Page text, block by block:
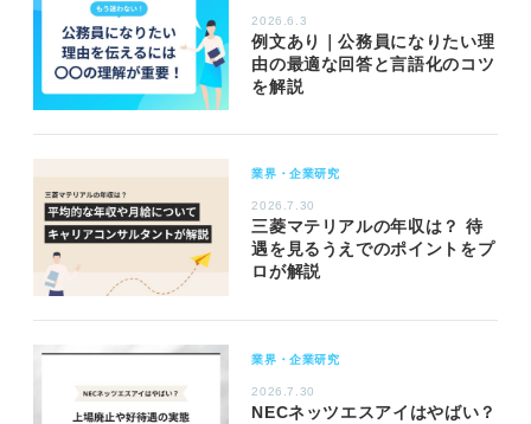
2026.6.3
例文あり｜公務員になりたい理
由の最適な回答と言語化のコツ
を解説
業界・企業研究
2026.7.30
三菱マテリアルの年収は？ 待
遇を見るうえでのポイントをプ
ロが解説
業界・企業研究
2026.7.30
NECネッツエスアイはやばい？